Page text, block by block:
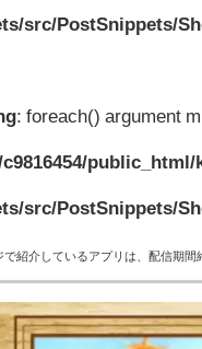
src/PostSnippets/
: foreach() argument
c9816454/
src/PostSnippets/
紹介しているアプリは、配信期間